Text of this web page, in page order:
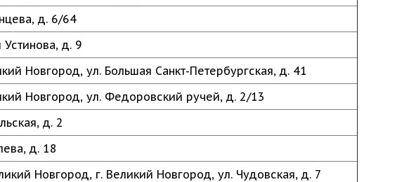
д. 6/64
д. 9
Новгород, ул. Большая Санкт-Петербургская, д. 41
Новгород, ул. Федоровский ручей, д. 2/13
д. 2
д. 18
Новгород, г. Великий Новгород, ул. Чудовская, д. 7